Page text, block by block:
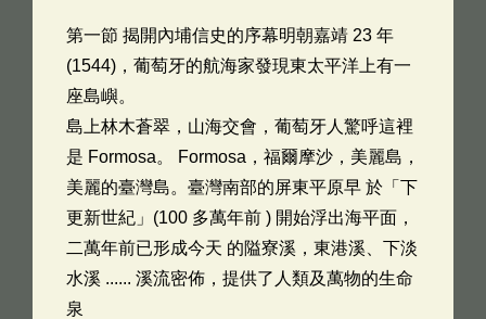
第一節 揭開內埔信史的序幕明朝嘉靖 23 年
(1544)，葡萄牙的航海家發現東太平洋上有一
座島嶼。
島上林木蒼翠，山海交會，葡萄牙人驚呼這裡
是 Formosa。 Formosa，福爾摩沙，美麗島，
美麗的臺灣島。臺灣南部的屏東平原早 於「下
更新世紀」(100 多萬年前 ) 開始浮出海平面，
二萬年前已形成今天 的隘寮溪，東港溪、下淡
水溪 ...... 溪流密佈，提供了人類及萬物的生命
泉